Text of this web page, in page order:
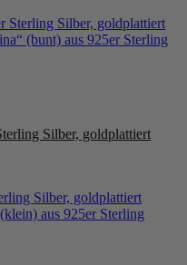
Silber, goldplattiert